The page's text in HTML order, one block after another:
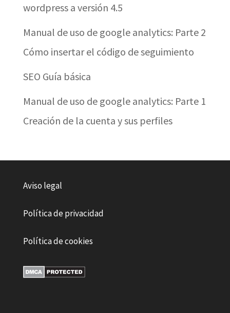
wordpress a versión 4.5
Manual de uso de google analytics: Parte 2
Cómo insertar el código de seguimiento
SEO Guía básica
Manual de uso de google analytics: Parte 1
Creación de la cuenta y sus perfiles
Aviso legal
Política de privacidad
Política de cookies